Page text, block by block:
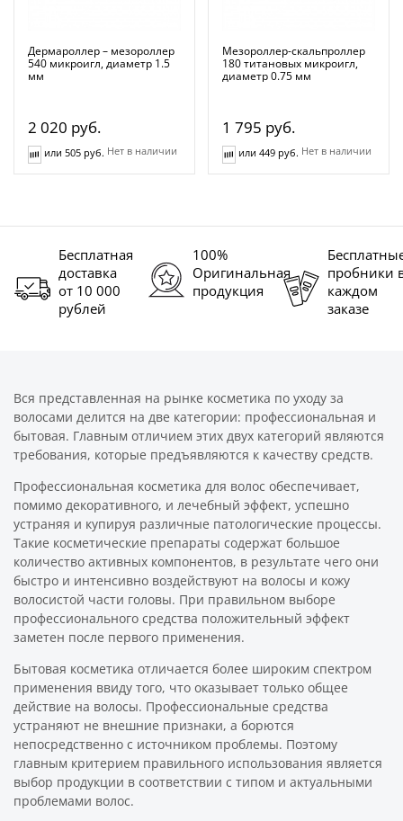
Дермароллер – мезороллер
540 микроигл, диаметр 1.5
мм
2 020 руб.
Нет в наличии
или 505 руб.
Мезороллер-скальпроллер
180 титановых микроигл,
диаметр 0.75 мм
1 795 руб.
Нет в наличии
или 449 руб.
Бесплатная
доставка
от 10 000
рублей
100%
Оригинальная
продукция
пробники
каждом
заказе
Вся представленная на рынке косметика по уходу за
волосами делится на две категории: профессиональная и
бытовая. Главным отличием этих двух категорий являются
требования, которые предъявляются к качеству средств.
Профессиональная косметика для волос обеспечивает,
помимо декоративного, и лечебный эффект, успешно
устраняя и купируя различные патологические процессы.
Такие косметические препараты содержат большое
количество активных компонентов, в результате чего они
быстро и интенсивно воздействуют на волосы и кожу
волосистой части головы. При правильном выборе
профессионального средства положительный эффект
заметен после первого применения.
Бытовая косметика отличается более широким спектром
применения ввиду того, что оказывает только общее
действие на волосы. Профессиональные средства
устраняют не внешние признаки, а борются
непосредственно с источником проблемы. Поэтому
главным критерием правильного использования является
выбор продукции в соответствии с типом и актуальными
проблемами волос.